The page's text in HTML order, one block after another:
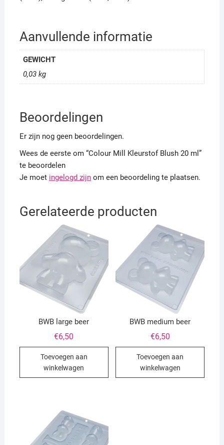
Aanvullende informatie
GEWICHT
0,03 kg
Beoordelingen
Er zijn nog geen beoordelingen.
Wees de eerste om “Colour Mill Kleurstof Blush 20 ml”
te beoordelen
Je moet ingelogd zijnom een beoordeling te plaatsen.
Gerelateerde producten
BWB large beer
€6,50
Toevoegen aan
winkelwagen
BWB medium beer
€6,50
Toevoegen aan
winkelwagen